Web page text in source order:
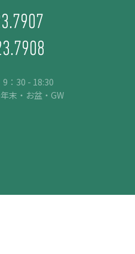
9：30 - 18:30
年末・お盆・GW